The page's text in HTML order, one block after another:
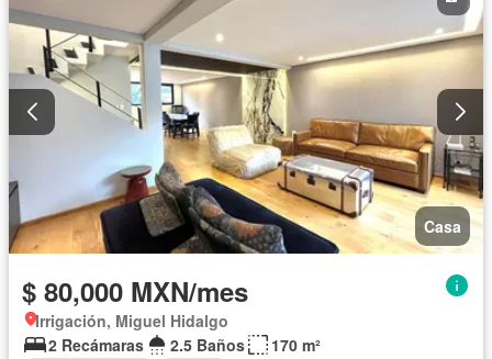
Casa
$ 80,000 MXN/mes
Irrigación, Miguel Hidalgo
2 Recámaras
2.5 Baños
170 m²